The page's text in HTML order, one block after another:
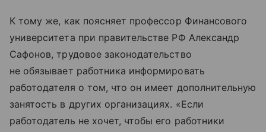
К тому же, как поясняет профессор Финансового
университета при правительстве РФ Александр
Сафонов, трудовое законодательство
не обязывает работника информировать
работодателя о том, что он имеет дополнительную
занятость в других организациях. «Если
работодатель не хочет, чтобы его работники